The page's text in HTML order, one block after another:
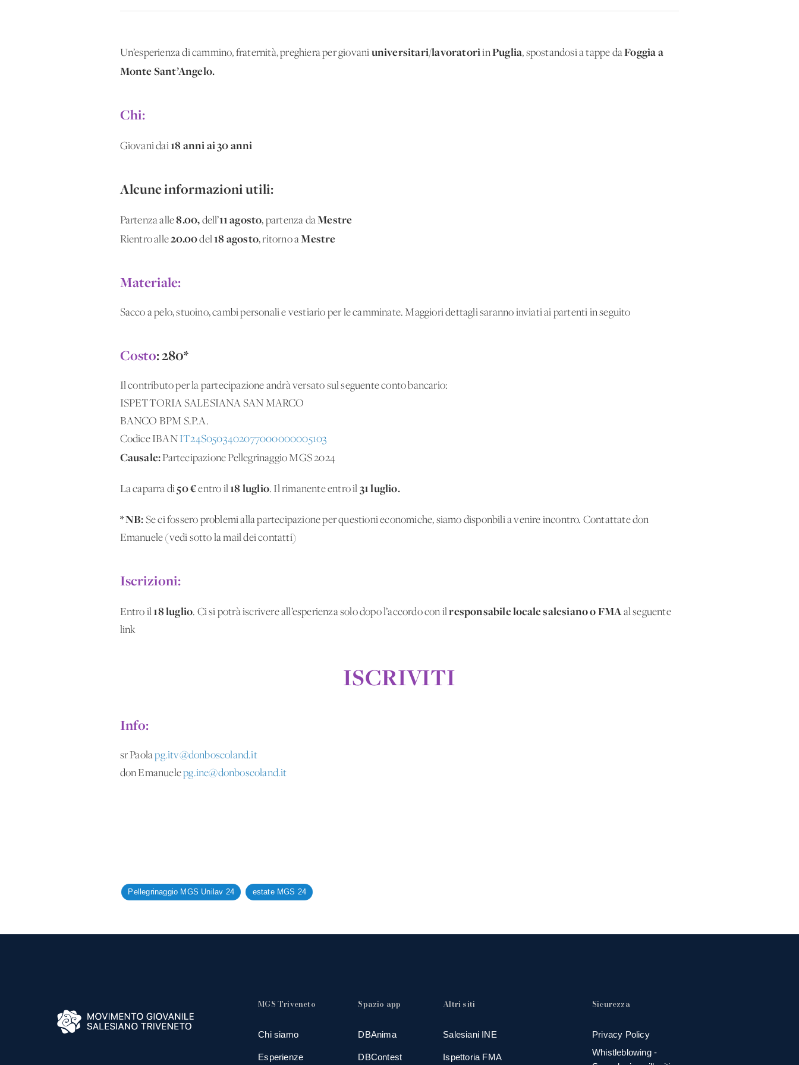
Un’esperienza di cammino, fraternità, preghiera per giovani universitari/lavoratoriinPuglia, spostandosi a tappe daFoggia a
Monte Sant’Angelo.
Chi:
Giovani dai18 anni ai 30 anni
Alcune informazioni utili:
Partenza alle8.00, dell’11 agosto, partenza daMestre
Rientro alle20.00del18 agosto, ritorno aMestre
Materiale:
Sacco a pelo, stuoino, cambi personali e vestiario per le camminate. Maggiori dettagli saranno inviati ai partenti in seguito
Costo: 280*
Il contributo per la partecipazione andrà versato sul seguente conto bancario:
​​ISPETTORIA SALESIANA SAN MARCO
BANCO BPM S.P.A.
Codice IBAN IT24S0503402077000000005103
Causale:Partecipazione Pellegrinaggio MGS 2024
La caparra di50 €entro il18 luglio. Il rimanente entro il 31 luglio.
* NB: Se ci fossero problemi alla partecipazione per questioni economiche, siamo disponbili a venire incontro. Contattate don
Emanuele (vedi sotto la mail dei contatti)
Iscrizioni:
Entro il18 luglio. Ci si potrà iscrivere all’esperienza solo dopo l’accordo con ilresponsabile locale salesiano o FMAal seguente
link
ISCRIVITI
Info:
sr Paolapg.itv@donboscoland.it
don Emanuelepg.ine@donboscoland.it
Pellegrinaggio MGS Unilav 24 estate MGS 24
MGS Triveneto
Chi siamo
Esperienze
Spazio app
DBAnima
DBContest
Altri siti
Salesiani INE
Ispettoria FMA
Sicurezza
Privacy Policy
Whistleblowing -